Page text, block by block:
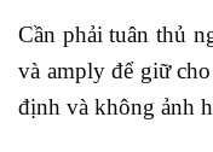
Cần phải tuân thủ
và amply để giữ
định và không ảnh